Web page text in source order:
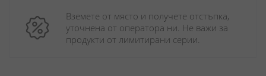
Вземете от място и получете отстъпка,
уточнена от оператора ни. Не важи за
продукти от лимитирани серии.